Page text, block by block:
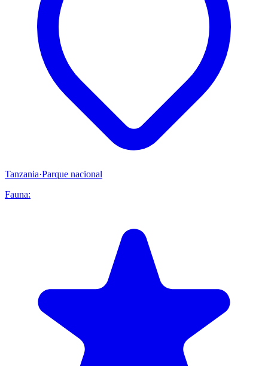
Tanzania·Parque nacional
Fauna: